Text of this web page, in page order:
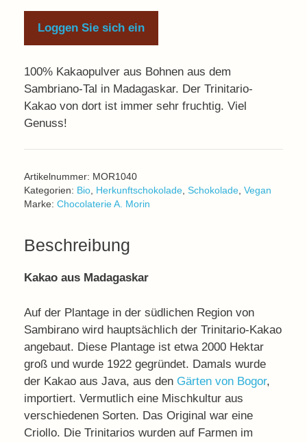
Loggen Sie sich ein
100% Kakaopulver aus Bohnen aus dem
Sambriano-Tal in Madagaskar. Der Trinitario-
Kakao von dort ist immer sehr fruchtig. Viel
Genuss!
Artikelnummer: MOR1040
Kategorien: Bio, Herkunftschokolade, Schokolade, Vegan
Marke: Chocolaterie A. Morin
Beschreibung
Kakao aus Madagaskar
Auf der Plantage in der südlichen Region von
Sambirano wird hauptsächlich der Trinitario-Kakao
angebaut. Diese Plantage ist etwa 2000 Hektar
groß und wurde 1922 gegründet. Damals wurde
der Kakao aus Java, aus den Gärten von Bogor,
importiert. Vermutlich eine Mischkultur aus
verschiedenen Sorten. Das Original war eine
Criollo. Die Trinitarios wurden auf Farmen im